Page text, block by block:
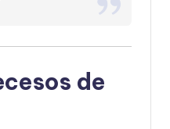
de